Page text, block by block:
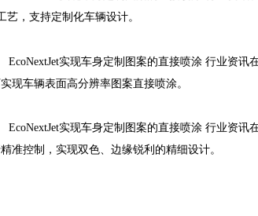
艺，支持定制化车辆设计。
现车辆表面高分辨率图案直接喷涂。
准控制，实现双色、边缘锐利的精细设计。